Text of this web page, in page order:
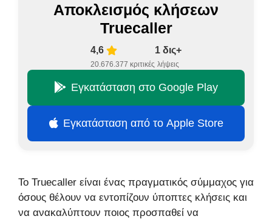
Αποκλεισμός κλήσεων
Truecaller
4,6
20.676.377 κριτικές
1 δις+
λήψεις
Εγκατάσταση στο Google Play
Εγκατάσταση από το Apple Store
Το Truecaller είναι ένας πραγματικός σύμμαχος για
όσους θέλουν να εντοπίζουν ύποπτες κλήσεις και
να ανακαλύπτουν ποιος προσπαθεί να